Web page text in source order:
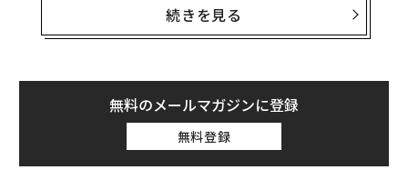
しかも、約3億円。そして残念ながらもうすでに完売と
早速見ていこう。
【写真8点】アルファ ロメオの「33ストラダーレ」の詳
細を写真でチェック
続きを見る
無料のメールマガジンに登録
無料登録